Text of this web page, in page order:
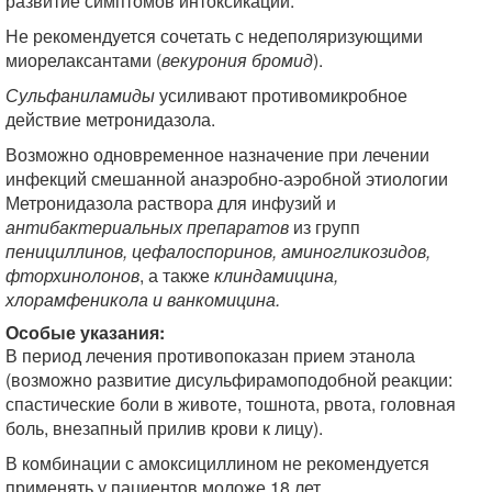
Не рекомендуется сочетать с недеполяризующими
миорелаксантами (векурония бромид).
Сульфаниламидыусиливают противомикробное
действие метронидазола.
Возможно одновременное назначение при лечении
инфекций смешанной анаэробно-аэробной этиологии
Метронидазола раствора для инфузий и
антибактериальных препаратов из групп
пенициллинов, цефалоспоринов, аминогликозидов,
фторхинолонов, а такжеклиндамицина,
хлорамфеникола и ванкомицина.
Особые указания:
В период лечения противопоказан прием этанола
(возможно развитие дисульфирамоподобной реакции:
спастические боли в животе, тошнота, рвота, головная
боль, внезапный прилив крови к лицу).
В комбинации с амоксициллином не рекомендуется